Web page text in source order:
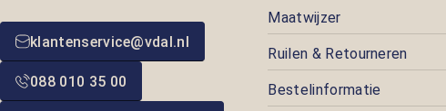
klantenservice@vdal.nl
088 010 35 00
Maatwijzer
Ruilen & Retourneren
Bestelinformatie